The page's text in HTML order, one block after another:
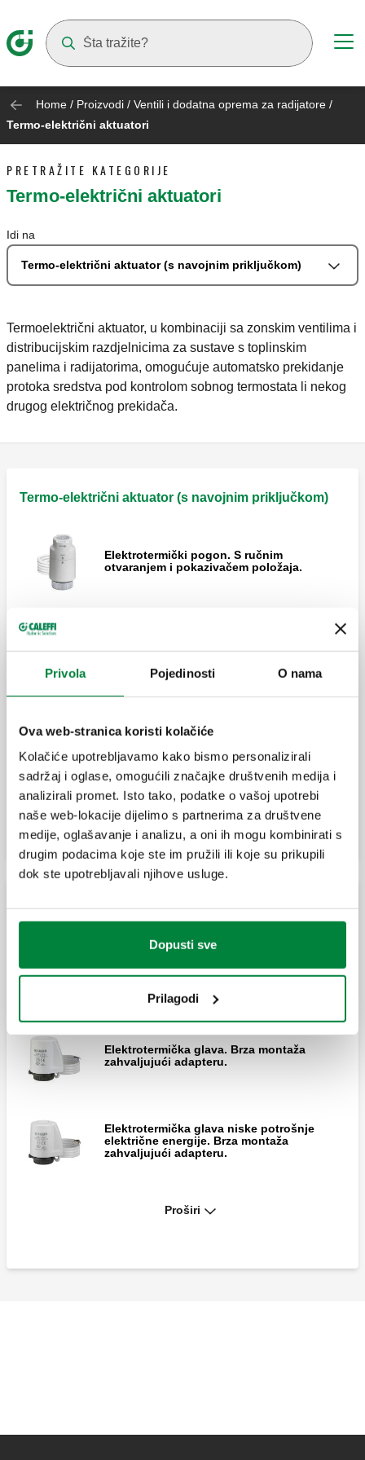
Privola Pojedinosti O nama
Ova web-stranica koristi kolačiće
Kolačiće upotrebljavamo kako bismo personalizirali
sadržaj i oglase, omogućili značajke društvenih medija i
analizirali promet. Isto tako, podatke o vašoj upotrebi
naše web-lokacije dijelimo s partnerima za društvene
medije, oglašavanje i analizu, a oni ih mogu kombinirati s
drugim podacima koje ste im pružili ili koje su prikupili
dok ste upotrebljavali njihove usluge.
Dopusti sve
Prilagodi
Home / Proizvodi / Ventili i dodatna oprema za radijatore /
Termo-električni aktuatori
PRETRAŽITE KATEGORIJE
Termo-električni aktuatori
Idi na
Termo-električni aktuator (s navojnim priključkom)
Termoelektrični aktuator, u kombinaciji sa zonskim ventilima i
distribucijskim razdjelnicima za sustave s toplinskim
panelima i radijatorima, omogućuje automatsko prekidanje
protoka sredstva pod kontrolom sobnog termostata li nekog
drugog električnog prekidača.
Termo-električni aktuator (s navojnim priključkom)
Elektrotermički pogon. S ručnim
otvaranjem i pokazivačem položaja.
otvaranjem i pokazivačem položaja.
Elektrotermički pogon.
Elektrotermički pogon.
Adapter za montažu termostatskih
338,339, 401, 402, 425, 426, 421, 422, 455
i456.
Proširi
Termo-električni aktuator (s priključkom push to fit)
položaja otvaranja. Brza montaža
Elektrotermička glava. Brza montaža
zahvaljujući adapteru.
Elektrotermička glava niske potrošnje
električne energije. Brza montaža
zahvaljujući adapteru.
Elektrotermička glava niske potrošnje
Proširi